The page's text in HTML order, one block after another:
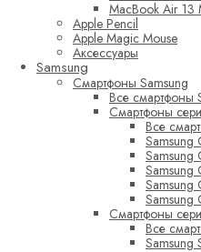
MacBook Air 13
Apple Pencil
Apple Magic Mouse
Аксессуары
Samsung
Смартфоны Samsung
Все смартфоны
Смартфоны
Все
Samsung
Samsung
Samsung
Samsung
Samsung
Смартфоны
Все
Samsung